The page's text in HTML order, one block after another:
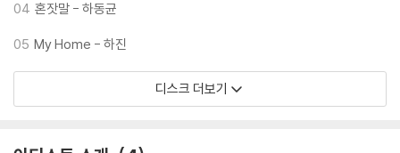
04 혼잣말 - 하동균
05 My Home - 하진
디스크 더보기